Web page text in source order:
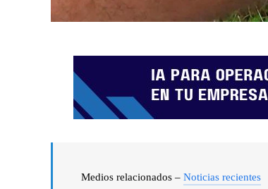
Medios relacionados – Noticias recientes